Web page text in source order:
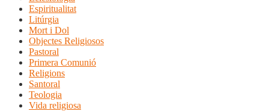
Espiritualitat
Litúrgia
Mort i Dol
Objectes Religiosos
Pastoral
Primera Comunió
Religions
Santoral
Teologia
Vida religiosa